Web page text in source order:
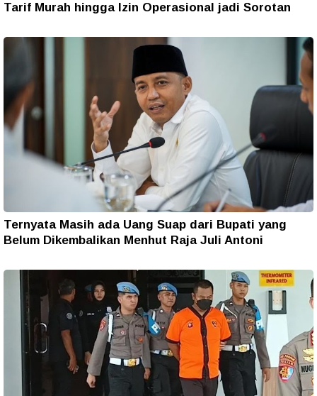
Tarif Murah hingga Izin Operasional jadi Sorotan
Ternyata Masih ada Uang Suap dari Bupati yang
Belum Dikembalikan Menhut Raja Juli Antoni